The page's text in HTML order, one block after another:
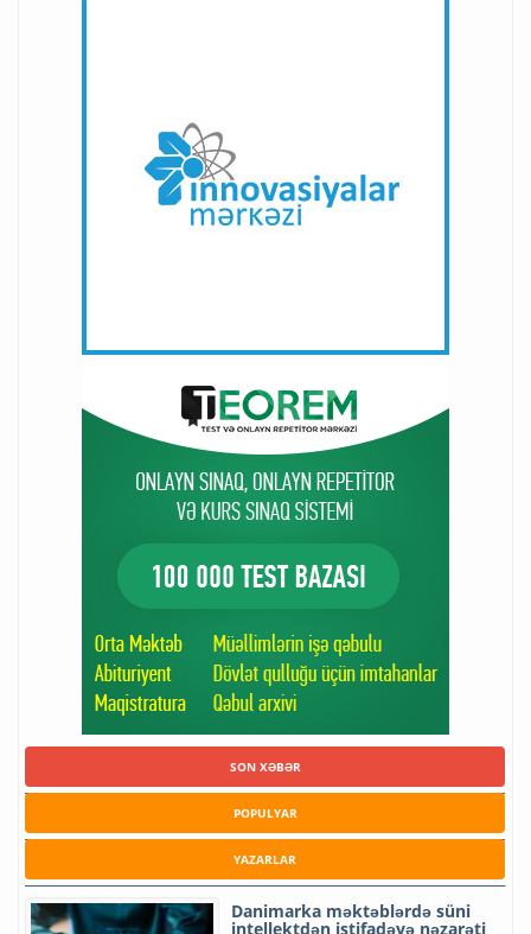
SON XƏBƏR
POPULYAR
YAZARLAR
Danimarka məktəblərdə süni
intellektdən istifadəyə nəzarəti